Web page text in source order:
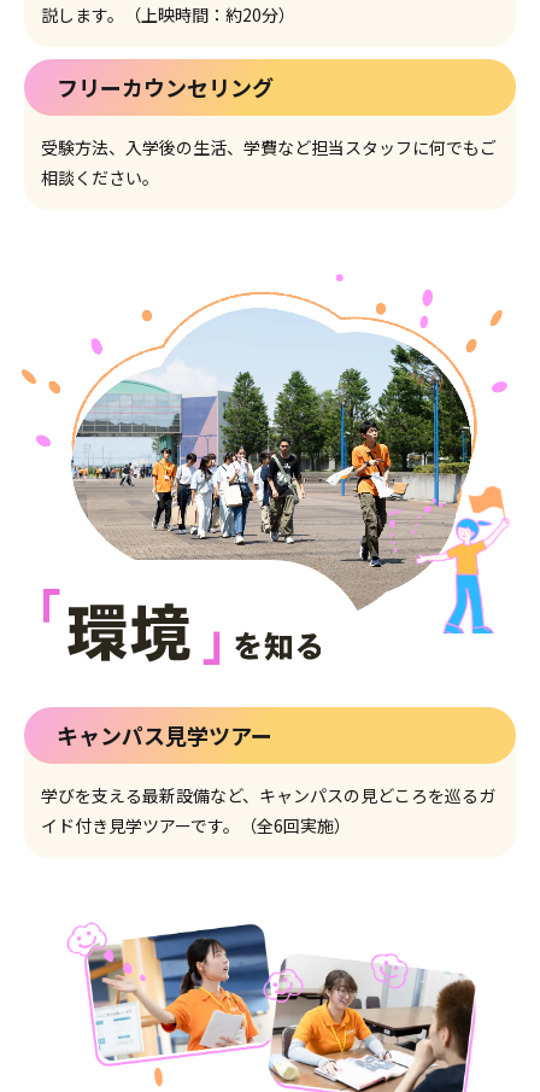
説します。（上映時間：約20分）
フリーカウンセリング
受験方法、入学後の生活、学費など担当スタッフに何でもご
相談ください。
キャンパス見学ツアー
学びを支える最新設備など、キャンパスの見どころを巡るガ
イド付き見学ツアーです。（全6回実施）